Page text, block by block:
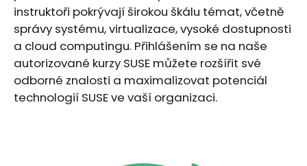
instruktoři pokrývají širokou škálu témat, včetně
správy systému, virtualizace, vysoké dostupnosti
a cloud computingu. Přihlášením se na naše
autorizované kurzy SUSE můžete rozšířit své
odborné znalosti a maximalizovat potenciál
technologií SUSE ve vaší organizaci.